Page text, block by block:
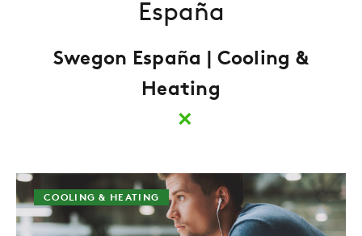
España
Swegon España | Cooling &
Heating
×
COOLING & HEATING